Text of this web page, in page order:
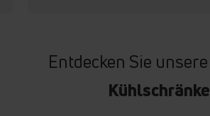
Entdecken Sie unsere
Kühlschränke